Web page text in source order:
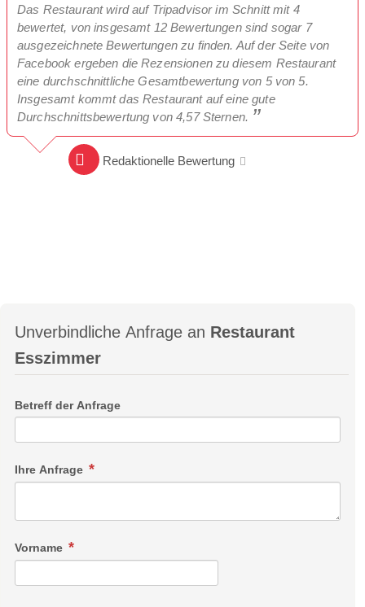
Das Restaurant wird auf Tripadvisor im Schnitt mit 4
bewertet, von insgesamt 12 Bewertungen sind sogar 7
ausgezeichnete Bewertungen zu finden. Auf der Seite von
Facebook ergeben die Rezensionen zu diesem Restaurant
eine durchschnittliche Gesamtbewertung von 5 von 5.
Insgesamt kommt das Restaurant auf eine gute
Durchschnittsbewertung von 4,57 Sternen.
Redaktionelle Bewertung
Unverbindliche Anfrage an Restaurant
Esszimmer
Betreff der Anfrage
Ihre Anfrage
Vorname